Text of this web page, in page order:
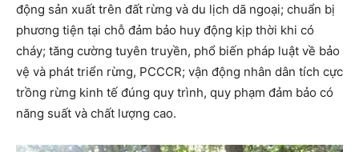
động sản xuất trên đất rừng và du lịch dã ngoại; chuẩn bị
phương tiện tại chỗ đảm bảo huy động kịp thời khi có
cháy; tăng cường tuyên truyền, phổ biến pháp luật về bảo
vệ và phát triển rừng, PCCCR; vận động nhân dân tích cực
trồng rừng kinh tế đúng quy trình, quy phạm đảm bảo có
năng suất và chất lượng cao.